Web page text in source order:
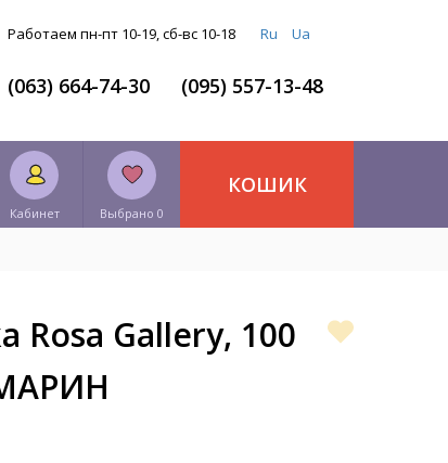
Работаем пн-пт 10-19, сб-вс 10-18 Ru Ua
(063) 664-74-30 (095) 557-13-48
Кабинет Выбрано 0
КОШИК
Rosa Gallery, 100